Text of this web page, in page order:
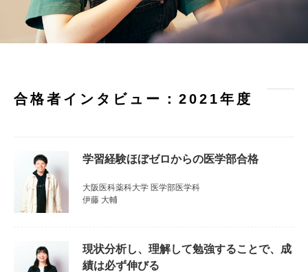
合格者インタビュー：2021年度
学習経験ほぼゼロからの医学部合格
大阪医科薬科大学 医学部医学科
伊藤 大輔
現状分析し、理解して勉強することで、成
績は必ず伸びる